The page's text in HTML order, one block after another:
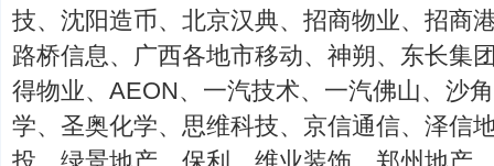
技、沈阳造币、北京汉典、招商物业、招商
路桥信息、广西各地市移动、神朔、东长集
得物业、AEON、一汽技术、一汽佛山、沙
学、圣奥化学、思维科技、京信通信、泽信